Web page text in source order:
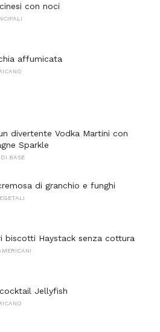
con noci
affumicata
divertente Vodka Martini con
Sparkle
BASE
di granchio e funghi
biscotti Haystack senza cottura
Jellyfish